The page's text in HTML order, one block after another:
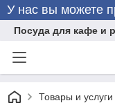
У нас вы можете
Посуда для кафе и
Товары и услуги